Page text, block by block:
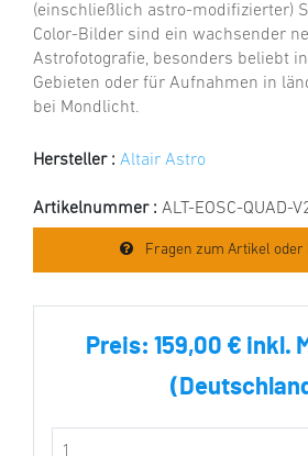
(einschließlich astro-modifizierter)
Color-Bilder sind ein wachsender
Astrofotografie, besonders beliebt
Gebieten oder für Aufnahmen in
bei Mondlicht.
Hersteller : Altair Astro
Artikelnummer : ALT-EOSC-QUAD-
Fragen zum Artikel oder
Preis: 159,00 € inkl.